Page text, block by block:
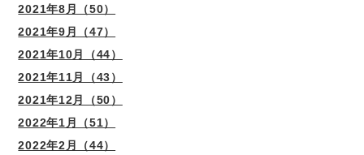
2021年8月（50）
2021年9月（47）
2021年10月（44）
2021年11月（43）
2021年12月（50）
2022年1月（51）
2022年2月（44）